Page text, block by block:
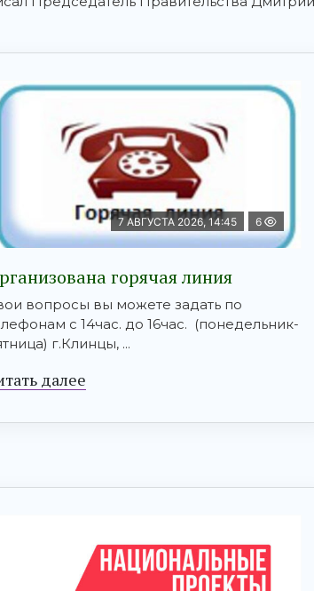
7 АВГУСТА 2026, 14:45 6
горячая линия
вопросы вы можете задать по
с 14час. до 16час. (понедельник-
г.Клинцы, ...
далее